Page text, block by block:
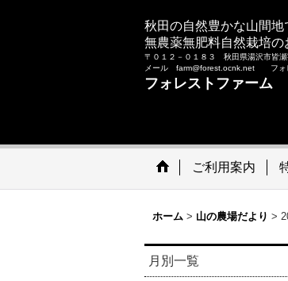
秋田の自然豊かな山間地
無農薬無肥料自然栽培の
〒０１２－０１８３ 秋田県湯沢市皆
メール farm@forest.ocnk.net フ
フォレストファーム
ご利用案内
ホーム > 山の農場だより >
月別一覧